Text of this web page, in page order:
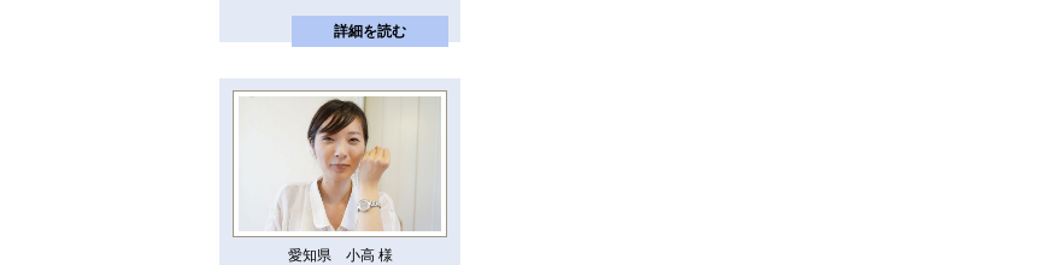
詳細を読む
愛知県 小高 様